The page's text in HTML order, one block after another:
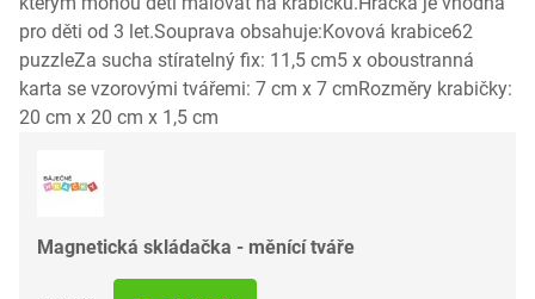
pro děti od 3 let.Souprava obsahuje:Kovová krabice62
puzzleZa sucha stíratelný fix: 11,5 cm5 x oboustranná
karta se vzorovými tvářemi: 7 cm x 7 cmRozměry krabičky:
20 cm x 20 cm x 1,5 cm
Magnetická skládačka - měnící tváře